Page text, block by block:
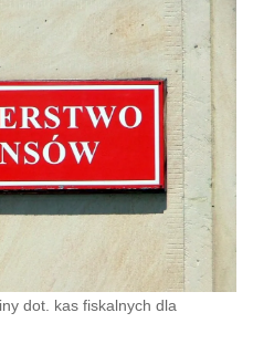
dot. kas fiskalnych dla